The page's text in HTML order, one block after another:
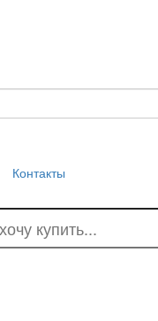
Контакты